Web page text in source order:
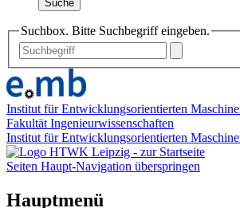
Suche
Suchbox. Bitte Suchbegriff eingeben.
Institut für Entwicklungsorientierten
Fakultät Ingenieurwissenschaften
Institut für Entwicklungsorientierten
Seiten Haupt-Navigation überspringen
Hauptmenü